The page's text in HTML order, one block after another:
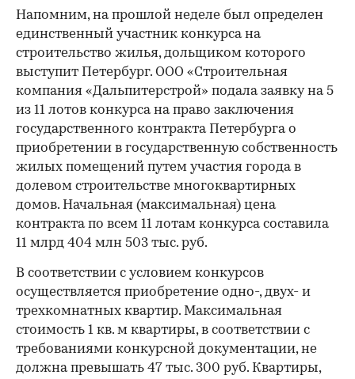
Напомним, на прошлой неделе был определен
единственный участник конкурса на
строительство жилья, дольщиком которого
выступит Петербург. ООО «Строительная
компания «Дальпитерстрой» подала заявку на 5
из 11 лотов конкурса на право заключения
государственного контракта Петербурга о
приобретении в государственную собственность
жилых помещений путем участия города в
долевом строительстве многоквартирных
домов. Начальная (максимальная) цена
контракта по всем 11 лотам конкурса составила
11 млрд 404 млн 503 тыс. руб.
В соответствии с условием конкурсов
осуществляется приобретение одно-, двух- и
трехкомнатных квартир. Максимальная
стоимость 1 кв. м квартиры, в соответствии с
требованиями конкурсной документации, не
должна превышать 47 тыс. 300 руб. Квартиры,